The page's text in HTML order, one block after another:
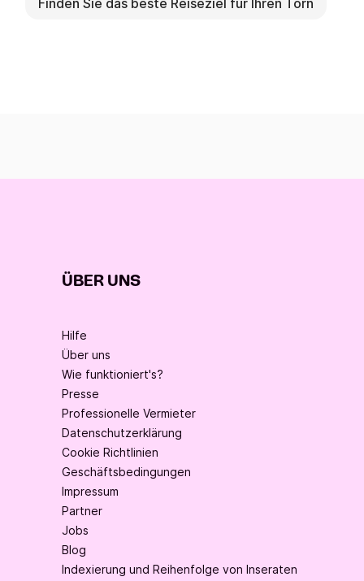
Finden Sie das beste Reiseziel für Ihren Törn
ÜBER UNS
Hilfe
Über uns
Wie funktioniert's?
Presse
Professionelle Vermieter
Datenschutzerklärung
Cookie Richtlinien
Geschäftsbedingungen
Impressum
Partner
Jobs
Blog
Indexierung und Reihenfolge von Inseraten